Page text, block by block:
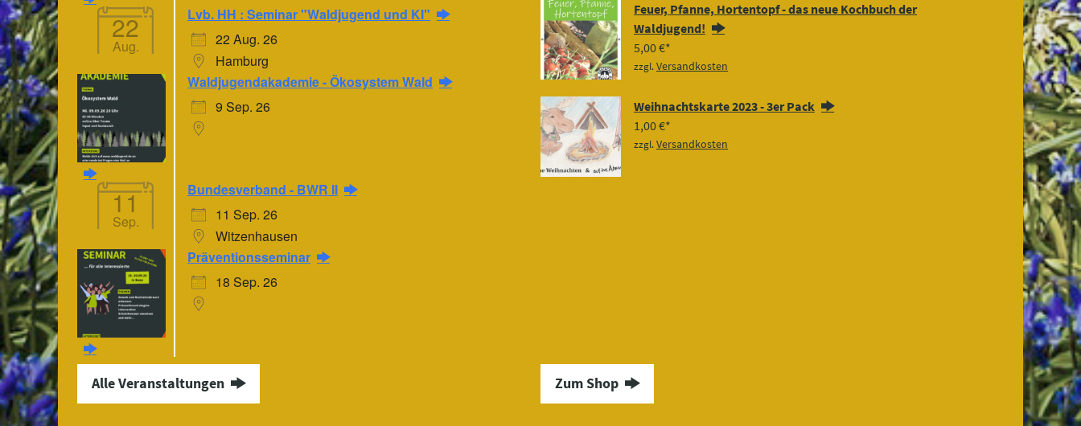
22
Aug.
Lvb. HH : Seminar "Waldjugend und KI"
22 Aug. 26
Hamburg
Waldjugendakademie - Ökosystem Wald
9 Sep. 26
11
Sep.
Bundesverband - BWR II
11 Sep. 26
Witzenhausen
Präventionsseminar
18 Sep. 26
Alle Veranstaltungen
Feuer, Pfanne, Hortentopf - das neue Kochbuch der
Waldjugend!
5,00€
zzgl.Versandkosten
Weihnachtskarte 2023 - 3er Pack
1,00€
zzgl.Versandkosten
Zum Shop